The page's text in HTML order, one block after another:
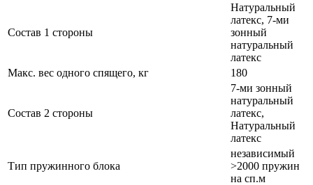
Состав 1 стороны
Натуральный
латекс, 7-ми
зонный
натуральный
латекс
Макс. вес одного спящего, кг
180
Состав 2 стороны
7-ми зонный
натуральный
латекс,
Натуральный
латекс
Тип пружинного блока
независимый
>2000 пружин
на сп.м